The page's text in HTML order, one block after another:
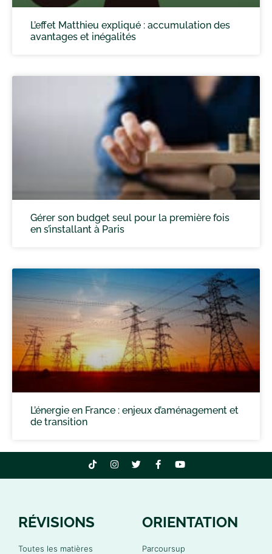
L’effet Matthieu expliqué : accumulation des
avantages et inégalités
Gérer son budget seul pour la première fois
en s’installant à Paris
L’énergie en France : enjeux d’aménagement et
de transition
RÉVISIONS
Toutes les matières
ORIENTATION
Parcoursup